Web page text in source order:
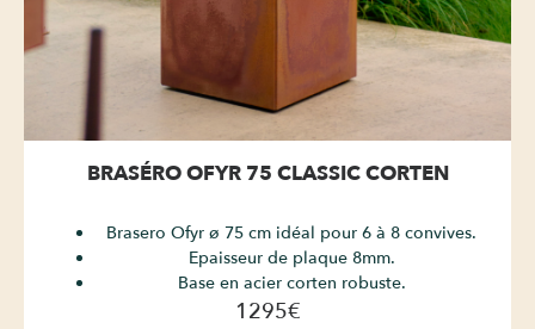
BRASÉRO OFYR 75 CLASSIC CORTEN
Brasero Ofyr ø 75 cm idéal pour 6 à 8 convives.
Epaisseur de plaque 8mm.
Base en acier corten robuste.
1295€